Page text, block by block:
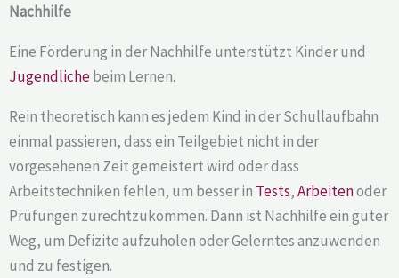
Nachhilfe
Eine Förderung in der Nachhilfe unterstützt Kinder und
Jugendlichebeim Lernen.
Rein theoretisch kann es jedem Kind in der Schullaufbahn
einmal passieren, dass ein Teilgebiet nicht in der
vorgesehenen Zeit gemeistert wird oder dass
Arbeitstechniken fehlen, um besser in Tests,Arbeitenoder
Prüfungen zurechtzukommen. Dann ist Nachhilfe ein guter
Weg, um Defizite aufzuholen oder Gelerntes anzuwenden
und zu festigen.